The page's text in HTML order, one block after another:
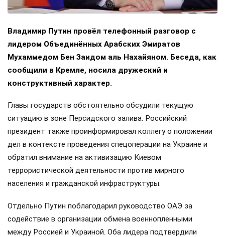
Владимир Путин провёл телефонный разговор с
лидером Объединённых Арабских Эмиратов
Мухаммедом Бен Заидом аль Нахайяном. Беседа, как
сообщили в Кремле, носила дружеский и
конструктивный характер.
Главы государств обстоятельно обсудили текущую
ситуацию в зоне Персидского залива. Российский
президент также проинформировал коллегу о положении
дел в контексте проведения спецоперации на Украине и
обратил внимание на активизацию Киевом
террористической деятельности против мирного
населения и гражданской инфраструктуры.
Отдельно Путин поблагодарил руководство ОАЭ за
содействие в организации обмена военнопленными
между Россией и Украиной. Оба лидера подтвердили